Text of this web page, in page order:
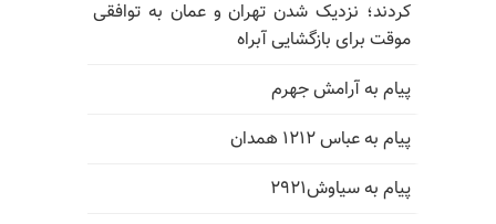
کردند؛ نزدیک شدن تهران و عمان به توافقی
موقت برای بازگشایی آبراه
پیام به آرامش جهرم
پیام به عباس ۱۲۱۲ همدان
پیام به سیاوش۲۹۲۱